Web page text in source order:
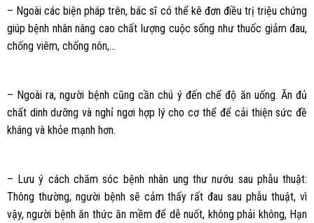
– Ngoài các biện pháp trên, bác sĩ có thể kê đơn điều trị triệu chứng
giúp bệnh nhân nâng cao chất lượng cuộc sống như thuốc giảm đau,
chống viêm, chống nôn,…
– Ngoài ra, người bệnh cũng cần chú ý đến chế độ ăn uống. Ăn đủ
chất dinh dưỡng và nghỉ ngơi hợp lý cho cơ thể để cải thiện sức đề
kháng và khỏe mạnh hơn.
– Lưu ý cách chăm sóc bệnh nhân ung thư nướu sau phẫu thuật:
Thông thường, người bệnh sẽ cảm thấy rất đau sau phẫu thuật, vì
vậy, người bệnh ăn thức ăn mềm để dễ nuốt, không phải không, Hạn